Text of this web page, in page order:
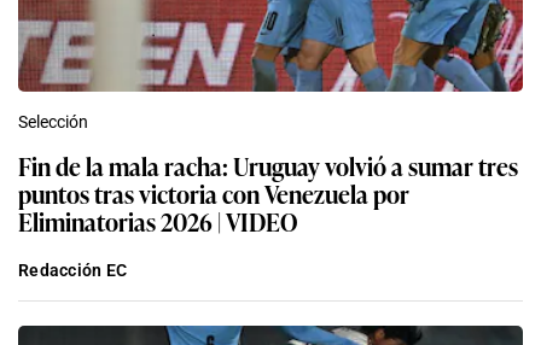
Selección
Fin de la mala racha: Uruguay volvió a sumar tres
puntos tras victoria con Venezuela por
Eliminatorias 2026 | VIDEO
Redacción EC